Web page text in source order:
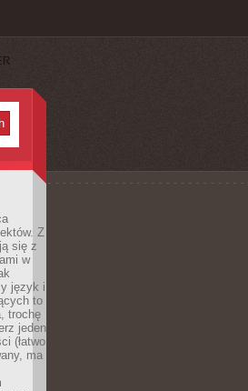
Z
się z
w
język i
to
trochę
jeden
(łatwo
ma